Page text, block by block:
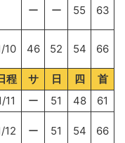
ー ー 55 63
10 46 52 54 66
程 サ 日 四
首
11 ー 51 48 61
12 ー 51 54 66